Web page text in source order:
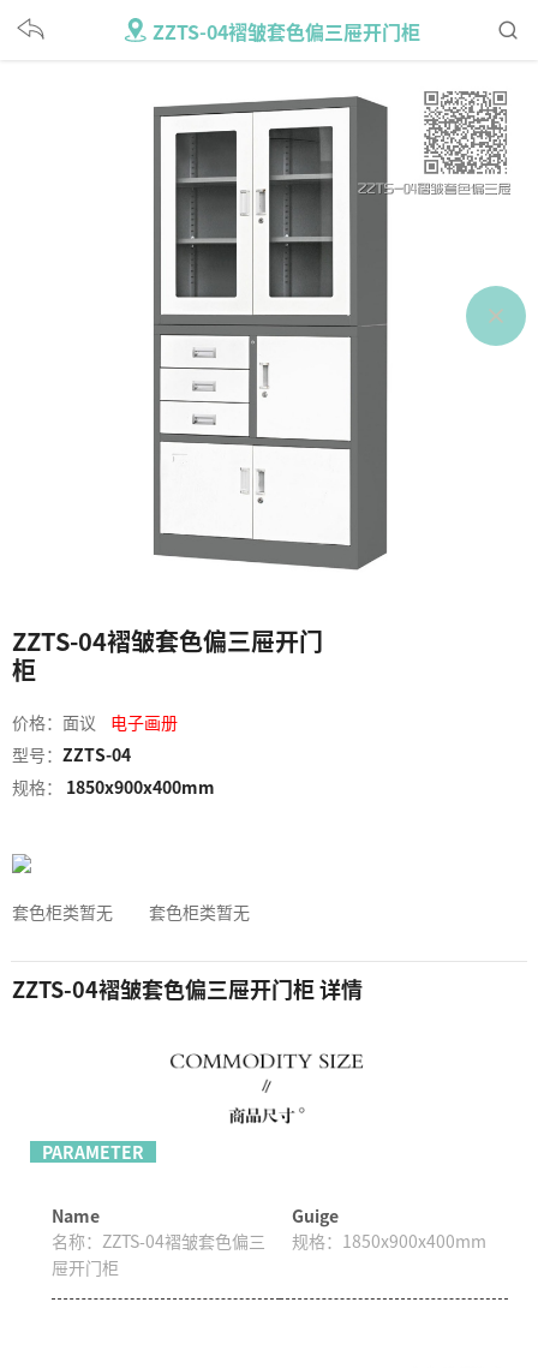
ZZTS-04褶皱套色偏三屉开门柜
ZZTS-04褶皱套色偏三屉开门
柜
价格：面议 电子画册
型号： ZZTS-04
规格：
1850x900x400mm
套色柜类暂无 套色柜类暂无
ZZTS-04褶皱套色偏三屉开门柜 详情
PARAMETER
Name
名称： ZZTS-04褶皱套色偏三
屉开门柜
Guige
规格： 1850x900x400mm